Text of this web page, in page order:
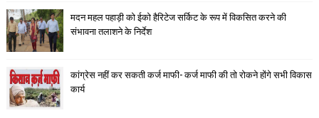
मदन महल पहाड़ी को ईको हैरिटेज सर्किट के रूप में विकसित करने की
संभावना तलाशने के निर्देश
कांग्रेस नहीं कर सकती कर्ज माफी- कर्ज माफी की तो रोकने होंगे सभी विकास
कार्य